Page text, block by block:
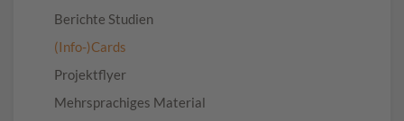
Berichte Studien
(Info-)Cards
Projektflyer
Mehrsprachiges Material